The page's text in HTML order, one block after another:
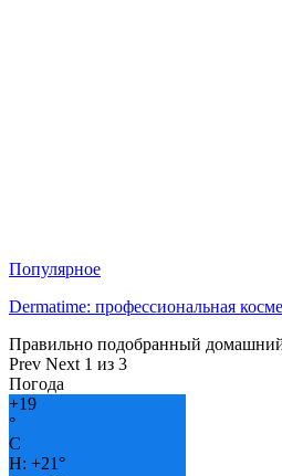
Популярное
Dermatime: профессиональная
Правильно подобранный
Prev Next 1 из 3
Погода
+19
°
C
H: +21°